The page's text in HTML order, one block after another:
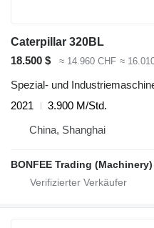
Caterpillar 320BL
18.500 $
≈ 14.960 CHF ≈
Spezial- und
2021
3.900 M/Std.
China, Shanghai
BONFEE Trading (Machinery)